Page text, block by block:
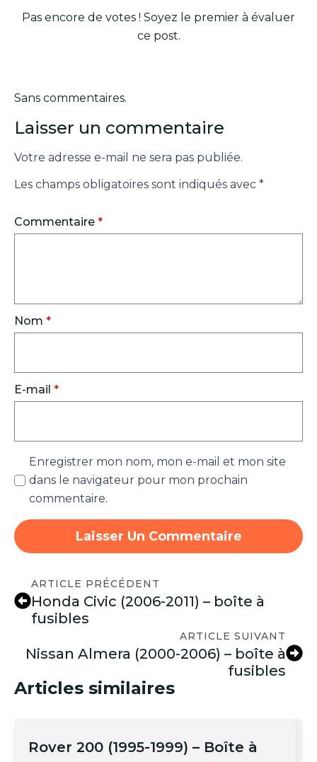
Pas encore de votes ! Soyez le premier à évaluer
ce post.
Sans commentaires.
Laisser un commentaire
Votre adresse e-mail ne sera pas publiée.
Les champs obligatoires sont indiqués avec *
Commentaire *
Nom *
E-mail *
Enregistrer mon nom, mon e-mail et mon site
dans le navigateur pour mon prochain
commentaire.
ARTICLE PRÉCÉDENT
Honda Civic (2006-2011) – boîte à
fusibles
ARTICLE SUIVANT
Nissan Almera (2000-2006) – boîte à
fusibles
Articles similaires
Rover 200 (1995-1999) – Boîte à